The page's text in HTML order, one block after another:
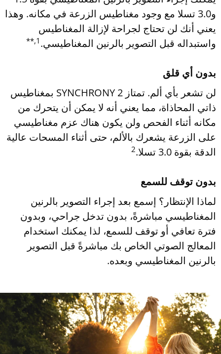
و3.0 تسلا مع وجود مغناطيس الزرعة في مكانه. وهذا
يعني أنك لن تحتاج لجراحة لإزالة المغناطيس
واستبداله قبل التصوير بالرنين المغناطيسي. 1,**
بدون أي قلق
لن تشعر بأي ألم. تمتاز SYNCHRONY 2 بمغناطيس
ذاتي المحاذاة، مما يعني أنه لا يمكن أن يتحرك من
مكانه أثناء الفحص ولن يكون هناك عزم مغناطيسي
على الزرعة يشعرك بالألم، حتى أثناء المسحات عالية
الدقة بقوة 3.0 تسلا.
2
بدون توقف للسمع
لماذا الإنتظار؟ إسمع بعد إجراء التصوير بالرنين
المغناطيسي مباشرةً، بدون تدخل جراحي، وبدون
فترة تعافي أو توقف للسمع، لذا يمكنك استخدام
المعالج الصوتي الخاص بك مباشرةً قبل التصوير
بالرنين المغناطيسي وبعده.